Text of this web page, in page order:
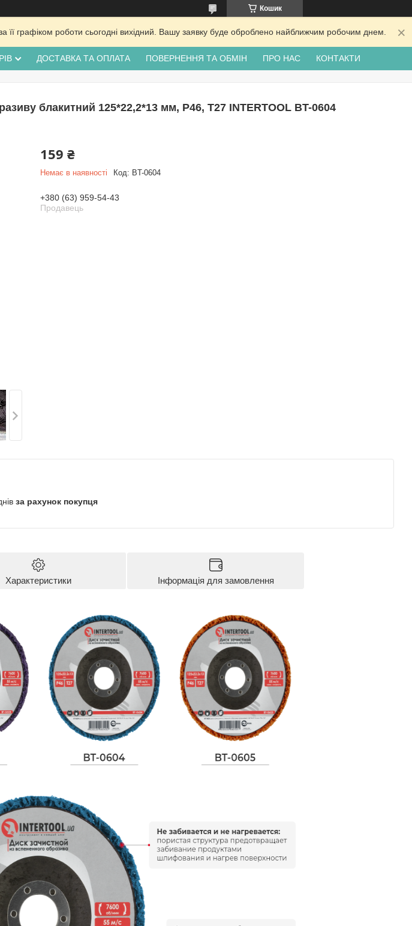
Кошик
графіком роботи сьогодні вихідний. Вашу заявку буде оброблено найближчим робочим днем.
ДОСТАВКА ТА ОПЛАТА ПОВЕРНЕННЯ ТА ОБМІН ПРО НАС КОНТАКТИ
блакитний 125*22,2*13 мм, P46, T27 INTERTOOL BT-0604
159 ₴
Немає в наявності Код: BT-0604
+380 (63) 959-54-43
Продавець
за рахунок покупця
Характеристики Інформація для замовлення